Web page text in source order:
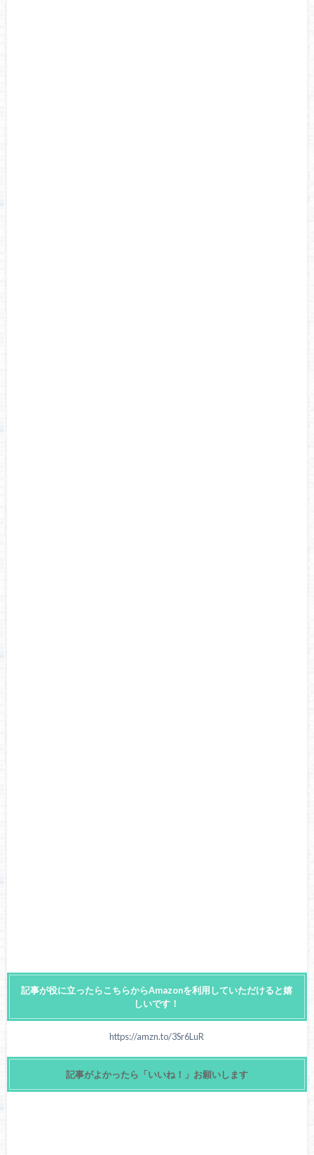
記事が役に立ったらこちらからAmazonを利用していただけると嬉
しいです！
https://amzn.to/3Sr6LuR
記事がよかったら「いいね！」お願いします